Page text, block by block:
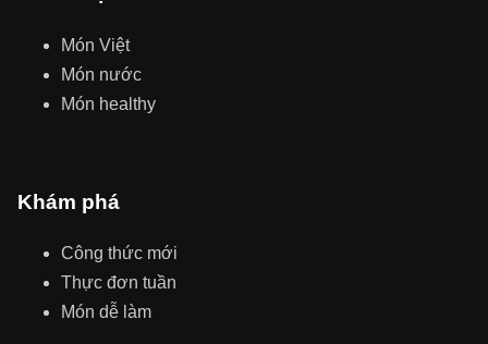
Món Việt
Món nước
Món healthy
Khám phá
Công thức mới
Thực đơn tuần
Món dễ làm